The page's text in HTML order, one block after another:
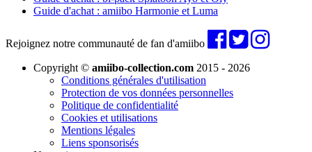
Guide d'achat : amiibo Harmonie et Luma
Rejoignez notre communauté de fan d'amiibo
Copyright © amiibo-collection.com 2015 - 2026
Conditions générales d'utilisation
Protection de vos données personnelles
Politique de confidentialité
Cookies et utilisations
Mentions légales
Liens sponsorisés